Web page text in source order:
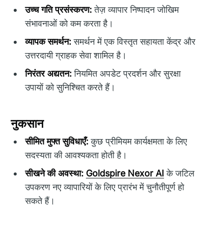
उच्च गति प्रसंस्करण:तेज़ व्यापार निष्पादन जोखिम
संभावनाओं को कम करता है।
व्यापक समर्थन:समर्थन में एक विस्तृत सहायता केंद्र और
उत्तरदायी ग्राहक सेवा शामिल है।
निरंतर अद्यतन:नियमित अपडेट प्रदर्शन और सुरक्षा
उपायों को सुनिश्चित करते हैं।
नुकसान
सीमित मुफ्त सुविधाएँ:कुछ प्रीमियम कार्यक्षमता के लिए
सदस्यता की आवश्यकता होती है।
सीखने की अवस्था: Goldspire Nexor AI के जटिल
उपकरण नए व्यापारियों के लिए प्रारंभ में चुनौतीपूर्ण हो
सकते हैं।